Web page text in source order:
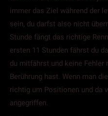
immer das Ziel während der
sein, du darfst also nicht
Stunde fängt das richtige
ersten 11 Stunden fährst du
du mitfährst und keine Fehler
Berührung hast. Wenn man
richtig um Positionen und da
angegriffen.